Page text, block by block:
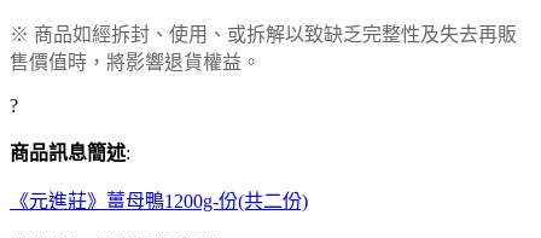
※ 商品如經拆封、使用、或拆解以致缺乏完整性及失去再販
售價值時，將影響退貨權益。
?
商品訊息簡述:
《元進莊》薑母鴨1200g-份(共二份)